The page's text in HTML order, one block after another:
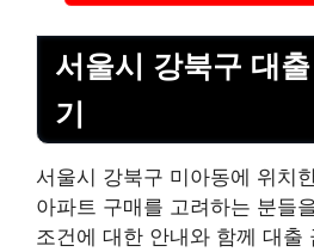
서울시 강북구 대
기
서울시 강북구 미아동에 위치
아파트 구매를 고려하는 분들
조건에 대한 안내와 함께 대출